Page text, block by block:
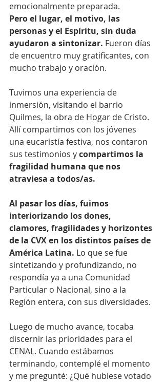
emocionalmente preparada.
Pero el lugar, el motivo, las
personas y el Espíritu, sin duda
ayudaron a sintonizar. Fueron días
de encuentro muy gratificantes, con
mucho trabajo y oración.
Tuvimos una experiencia de
inmersión, visitando el barrio
Quilmes, la obra de Hogar de Cristo.
Allí compartimos con los jóvenes
una eucaristía festiva, nos contaron
sus testimonios y compartimos la
fragilidad humana que nos
atraviesa a todos/as.
Al pasar los días, fuimos
interiorizando los dones,
clamores, fragilidades y horizontes
de la CVX en los distintos países de
América Latina. Lo que se fue
sintetizando y profundizando, no
respondía ya a una Comunidad
Particular o Nacional, sino a la
Región entera, con sus diversidades.
Luego de mucho avance, tocaba
discernir las prioridades para el
CENAL. Cuando estábamos
terminando, contemplé el momento
y me pregunté: ¿Qué hubiese votado